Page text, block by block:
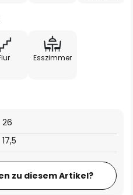
Esszimmer
26
17,5
zu diesem Artikel?